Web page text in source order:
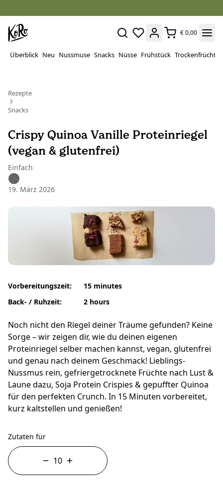
€ 0,00
Überblick Neu Nussmuse Snacks Nüsse Frühstück Trockenfrüchte
Rezepte
Snacks
Crispy Quinoa Vanille Proteinriegel
(vegan & glutenfrei)
Einfach
19. März 2026
Vorbereitungszeit:
Back- / Ruhzeit:
15 minutes
2 hours
Noch nicht den Riegel deiner Träume gefunden? Keine
Sorge – wir zeigen dir, wie du deinen eigenen
Proteinriegel selber machen kannst, vegan, glutenfrei
und genau nach deinem Geschmack! Lieblings-
Nussmus rein, gefriergetrocknete Früchte nach Lust &
Laune dazu, Soja Protein Crispies & gepuffter Quinoa
für den perfekten Crunch. In 15 Minuten vorbereitet,
kurz kaltstellen und genießen!
Zutaten für